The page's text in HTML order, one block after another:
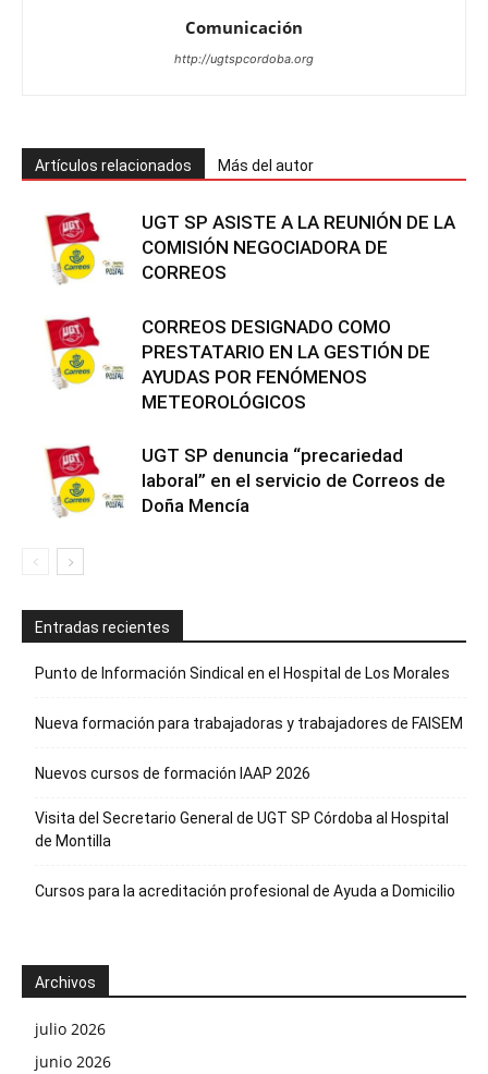
Comunicación
http://ugtspcordoba.org
Artículos relacionados Más del autor
UGT SP ASISTE A LA REUNIÓN DE LA
COMISIÓN NEGOCIADORA DE
CORREOS
CORREOS DESIGNADO COMO
PRESTATARIO EN LA GESTIÓN DE
AYUDAS POR FENÓMENOS
METEOROLÓGICOS
UGT SP denuncia “precariedad
laboral” en el servicio de Correos de
Doña Mencía
Entradas recientes
Punto de Información Sindical en el Hospital de Los Morales
Nueva formación para trabajadoras y trabajadores de FAISEM
Nuevos cursos de formación IAAP 2026
Visita del Secretario General de UGT SP Córdoba al Hospital
de Montilla
Cursos para la acreditación profesional de Ayuda a Domicilio
Archivos
julio 2026
junio 2026